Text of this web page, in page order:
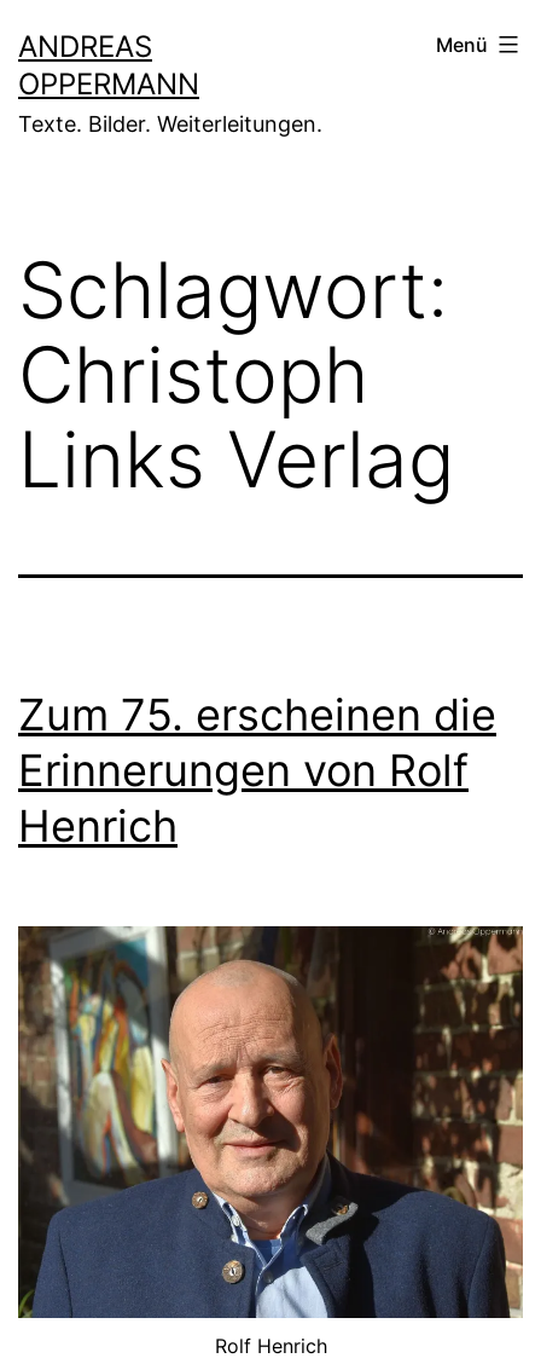
Inhalt
springen
ANDREAS
OPPERMANN
Texte. Bilder. Weiterleitungen.
Menü
Schlagwort:
Christoph
Links Verlag
Zum 75. erscheinen die
Erinnerungen von Rolf
Henrich
Rolf Henrich